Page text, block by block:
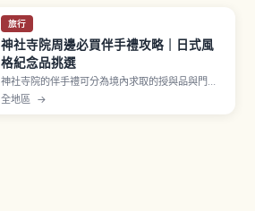
旅行
神社寺院周邊必買伴手禮攻略｜日式風
格紀念品挑選
神社寺院的伴手禮可分為境內求取的授與品與門前
町販售的紀念品兩類。御守為宗教意義物品，初穗
全地區 →